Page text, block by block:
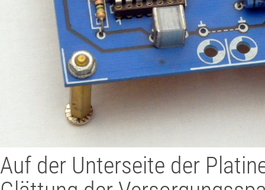
Auf der Unterseite der